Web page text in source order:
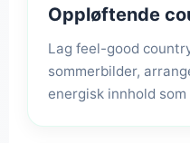
Oppløftende
Lag feel-good
sommerbilder,
energisk innhold